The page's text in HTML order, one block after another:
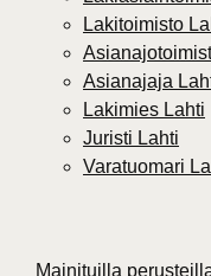
Lakitoimisto
Asianajaja
Lakimies Lahti
Juristi Lahti
Varatuomari
Mainituilla